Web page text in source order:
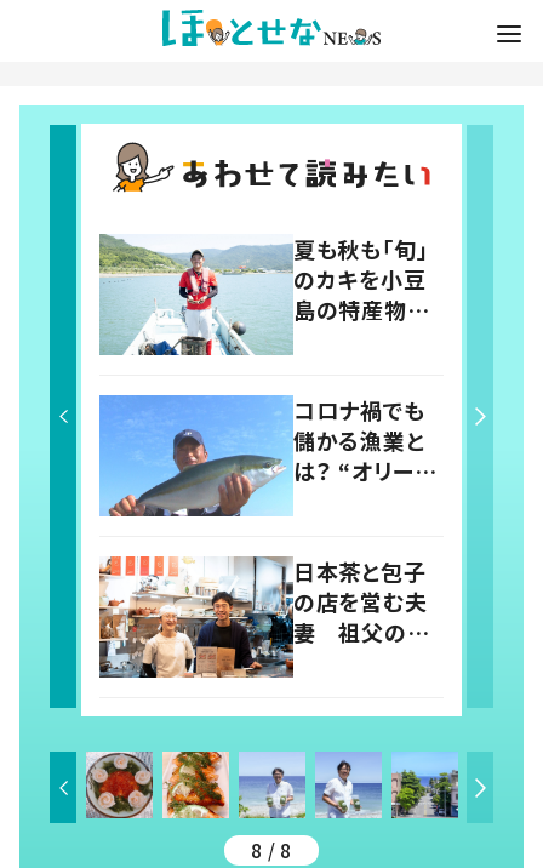
夏も秋も「旬」
のカキを小豆
島の特産物
に “獲
る”二本柱で支
える島の漁業
コロナ禍でも
儲かる漁業と
は？ “オリーブ
業の可能性
日本茶と包子
の店を営む夫
妻 祖父の故
郷を訪ねて自
知る
8 / 8